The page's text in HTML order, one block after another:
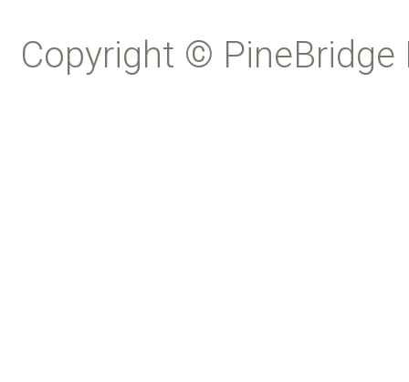
Copyright ©